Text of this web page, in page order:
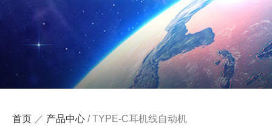
首页 ／ 产品中心 /TYPE-C耳机线自动机